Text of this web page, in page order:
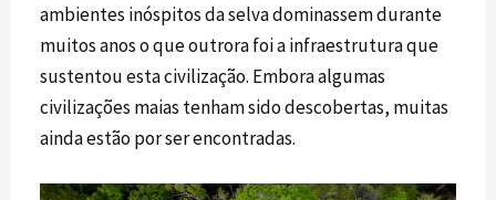
ambientes inóspitos da selva dominassem durante
muitos anos o que outrora foi a infraestrutura que
sustentou esta civilização. Embora algumas
civilizações maias tenham sido descobertas, muitas
ainda estão por ser encontradas.